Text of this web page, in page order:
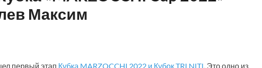
Максим
первый этап Кубка MARZOCCHI 2022 и Кубок TRI NITI. Это одно из